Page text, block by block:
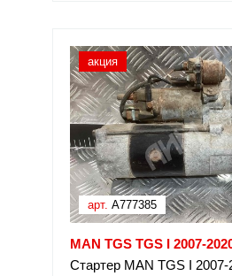
акция
арт. A777385
MAN TGS TGS I 2007-
Стартер MAN TGS I 2007-